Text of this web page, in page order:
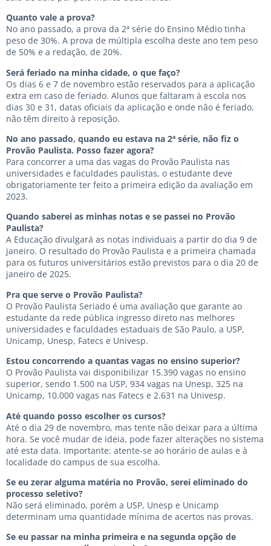
Quanto vale a prova?
No ano passado, a prova da 2ª série do Ensino Médio tinha
peso de 30%. A prova de múltipla escolha deste ano tem peso
de 50% e a redação, de 20%.
Será feriado na minha cidade, o que faço?
Os dias 6 e 7 de novembro estão reservados para a aplicação
extra em caso de feriado. Alunos que faltaram à escola nos
dias 30 e 31, datas oficiais da aplicação e onde não é feriado,
não têm direito à reposição.
No ano passado, quando eu estava na 2ª série, não fiz o
Provão Paulista. Posso fazer agora?
Para concorrer a uma das vagas do Provão Paulista nas
universidades e faculdades paulistas, o estudante deve
obrigatoriamente ter feito a primeira edição da avaliação em
2023.
Quando saberei as minhas notas e se passei no Provão
Paulista?
A Educação divulgará as notas individuais a partir do dia 9 de
janeiro. O resultado do Provão Paulista e a primeira chamada
para os futuros universitários estão previstos para o dia 20 de
janeiro de 2025.
Pra que serve o Provão Paulista?
O Provão Paulista Seriado é uma avaliação que garante ao
estudante da rede pública ingresso direto nas melhores
universidades e faculdades estaduais de São Paulo, a USP,
Unicamp, Unesp, Fatecs e Univesp.
Estou concorrendo a quantas vagas no ensino superior?
O Provão Paulista vai disponibilizar 15.390 vagas no ensino
superior, sendo 1.500 na USP, 934 vagas na Unesp, 325 na
Unicamp, 10.000 vagas nas Fatecs e 2.631 na Univesp.
Até quando posso escolher os cursos?
Até o dia 29 de novembro, mas tente não deixar para a última
hora. Se você mudar de ideia, pode fazer alterações no sistema
até esta data. Importante: atente-se ao horário de aulas e à
localidade do campus de sua escolha.
Se eu zerar alguma matéria no Provão, serei eliminado do
processo seletivo?
Não será eliminado, porém a USP, Unesp e Unicamp
determinam uma quantidade mínima de acertos nas provas.
Se eu passar na minha primeira e na segunda opção de